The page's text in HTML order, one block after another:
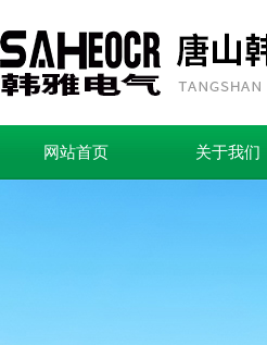
网站首页 关于我们